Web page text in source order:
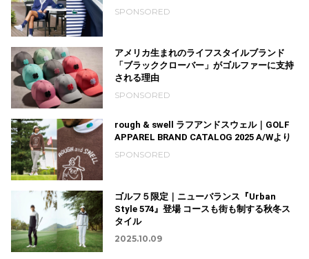
SPONSORED
アメリカ生まれのライフスタイルブランド
「ブラッククローバー」がゴルファーに支持
される理由
SPONSORED
rough & swell ラフアンドスウェル｜GOLF
APPAREL BRAND CATALOG 2025 A/Wより
SPONSORED
ゴルフ５限定｜ニューバランス『Urban
Style 574』登場 コースも街も制する秋冬ス
タイル
2025.10.09